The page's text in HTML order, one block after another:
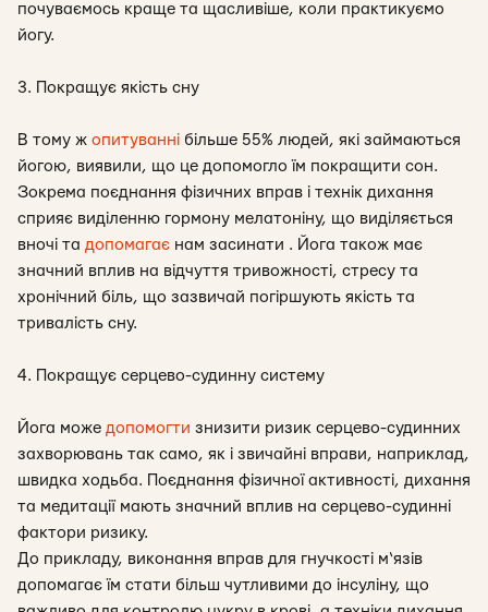
почуваємось краще та щасливіше, коли практикуємо
йогу.
3. Покращує якість сну
В тому ж опитуванні більше 55% людей, які займаються
йогою, виявили, що це допомогло їм покращити сон.
Зокрема поєднання фізичних вправ і технік дихання
сприяє виділенню гормону мелатоніну, що виділяється
вночі та допомагає нам засинати . Йога також має
значний вплив на відчуття тривожності, стресу та
хронічний біль, що зазвичай погіршують якість та
тривалість сну.
4. Покращує серцево-судинну систему
Йога може допомогти знизити ризик серцево-судинних
захворювань так само, як і звичайні вправи, наприклад,
швидка ходьба. Поєднання фізичної активності, дихання
та медитації мають значний вплив на серцево-судинні
фактори ризику.
До прикладу, виконання вправ для гнучкості м‘язів
допомагає їм стати більш чутливими до інсуліну, що